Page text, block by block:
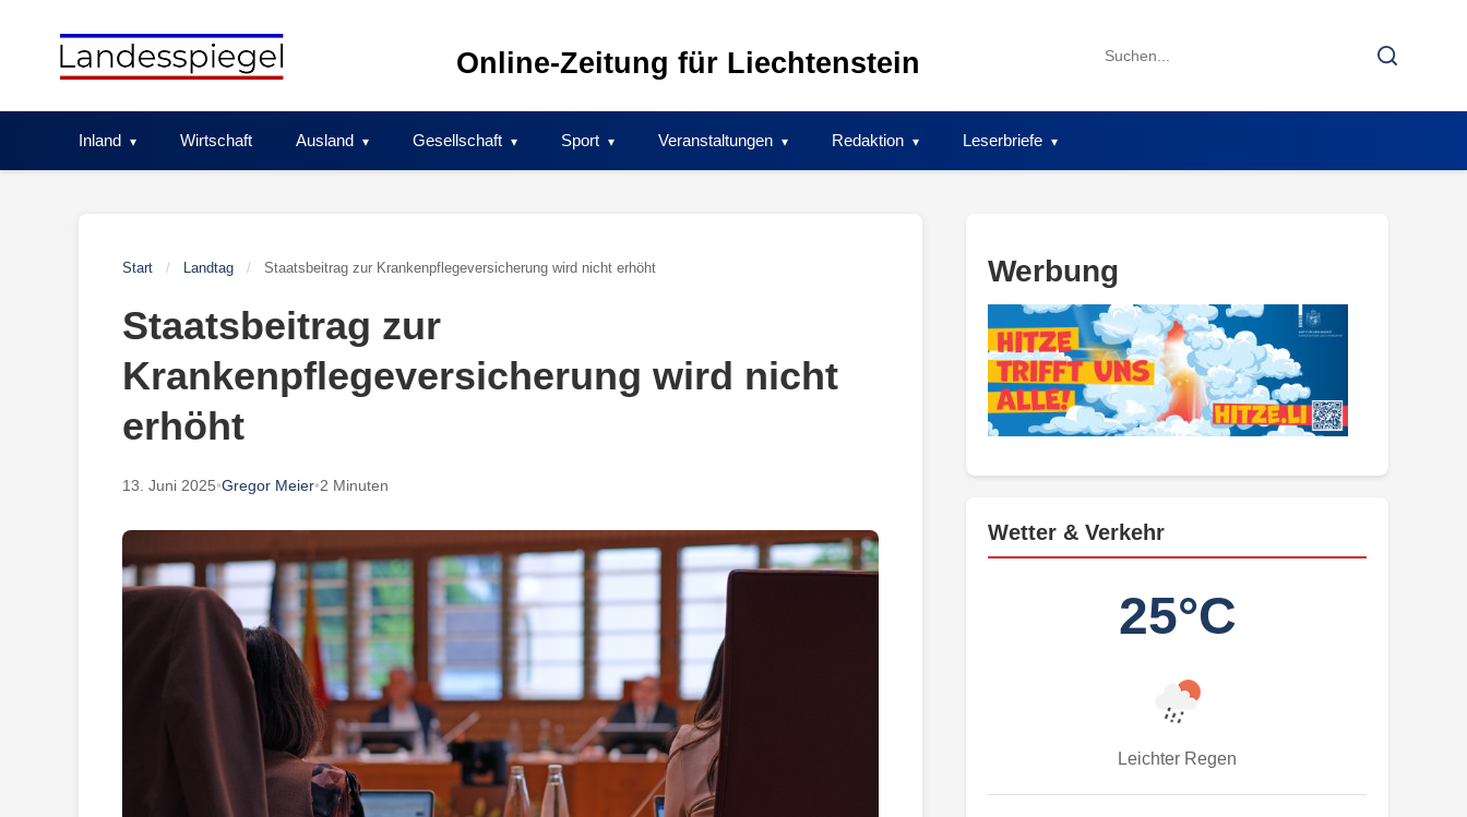
Online-Zeitung für Liechtenstein
Search
Search
Inland Wirtschaft Ausland Gesellschaft Sport Veranstaltungen Redaktion Leserbriefe
Start / Landtag / Staatsbeitrag zur Krankenpflegeversicherung wird nicht erhöht
Staatsbeitrag zur
Krankenpflegeversicherung wird nicht
erhöht
13. Juni 2025•Gregor Meier•2 Minuten
Werbung
Wetter & Verkehr
25°C
Leichter Regen